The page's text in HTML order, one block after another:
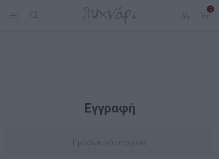
0
Εγγραφή
Προσωπικά στοιχεία